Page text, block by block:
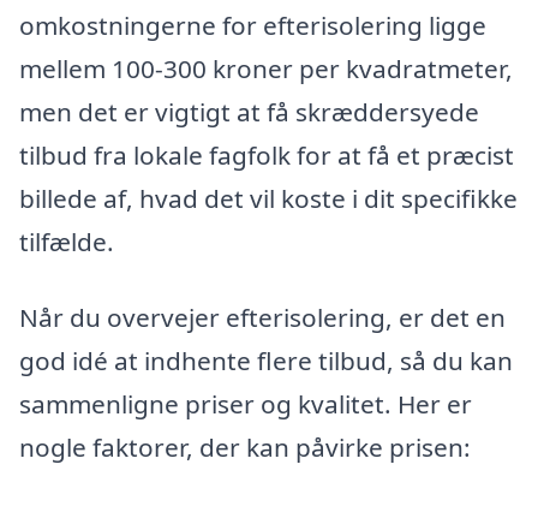
omkostningerne for efterisolering ligge
mellem 100-300 kroner per kvadratmeter,
men det er vigtigt at få skræddersyede
tilbud fra lokale fagfolk for at få et præcist
billede af, hvad det vil koste i dit specifikke
tilfælde.
Når du overvejer efterisolering, er det en
god idé at indhente flere tilbud, så du kan
sammenligne priser og kvalitet. Her er
nogle faktorer, der kan påvirke prisen: